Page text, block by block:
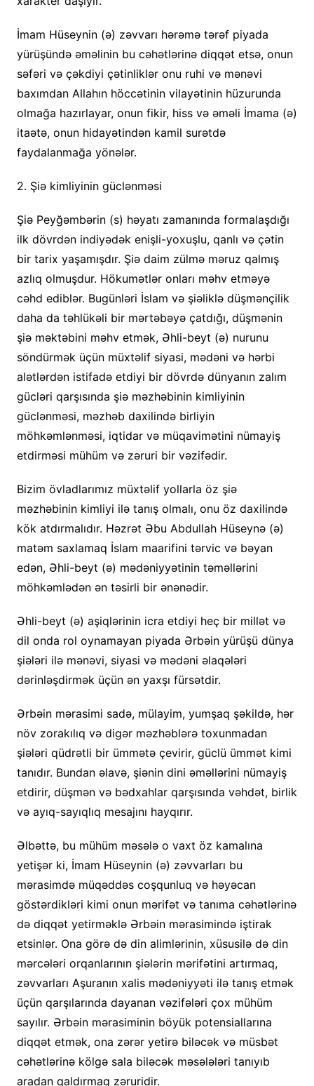
İmam Hüseynin (ə) zəvvarı hərəmə tərəf piyada
yürüşündə əməlinin bu cəhətlərinə diqqət etsə, onun
səfəri və çəkdiyi çətinliklər onu ruhi və mənəvi
baxımdan Allahın höccətinin vilayətinin hüzurunda
olmağa hazırlayar, onun fikir, hiss və əməli İmama (ə)
itaətə, onun hidayətindən kamil surətdə
faydalanmağa yönələr.
2. Şiə kimliyinin güclənməsi
Şiə Peyğəmbərin (s) həyatı zamanında formalaşdığı
ilk dövrdən indiyədək enişli-yoxuşlu, qanlı və çətin
bir tarix yaşamışdır. Şiə daim zülmə məruz qalmış
azlıq olmuşdur. Hökumətlər onları məhv etməyə
cəhd ediblər. Bugünləri İslam və şiəliklə düşmənçilik
daha da təhlükəli bir mərtəbəyə çatdığı, düşmənin
şiə məktəbini məhv etmək, Əhli-beyt (ə) nurunu
söndürmək üçün müxtəlif siyasi, mədəni və hərbi
alətlərdən istifadə etdiyi bir dövrdə dünyanın zalım
gücləri qarşısında şiə məzhəbinin kimliyinin
güclənməsi, məzhəb daxilində birliyin
möhkəmlənməsi, iqtidar və müqavimətini nümayiş
etdirməsi mühüm və zəruri bir vəzifədir.
Bizim övladlarımız müxtəlif yollarla öz şiə
məzhəbinin kimliyi ilə tanış olmalı, onu öz daxilində
kök atdırmalıdır. Həzrət Əbu Abdullah Hüseynə (ə)
matəm saxlamaq İslam maarifini tərvic və bəyan
edən, Əhli-beyt (ə) mədəniyyətinin təməllərini
möhkəmlədən ən təsirli bir ənənədir.
Əhli-beyt (ə) aşiqlərinin icra etdiyi heç bir millət və
dil onda rol oynamayan piyada Ərbəin yürüşü dünya
şiələri ilə mənəvi, siyasi və mədəni əlaqələri
dərinləşdirmək üçün ən yaxşı fürsətdir.
Ərbəin mərasimi sadə, mülayim, yumşaq şəkildə, hər
növ zorakılıq və digər məzhəblərə toxunmadan
şiələri qüdrətli bir ümmətə çevirir, güclü ümmət kimi
tanıdır. Bundan əlavə, şiənin dini əməllərini nümayiş
etdirir, düşmən və bədxahlar qarşısında vəhdət, birlik
və ayıq-sayıqlıq mesajını hayqırır.
Əlbəttə, bu mühüm məsələ o vaxt öz kamalına
yetişər ki, İmam Hüseynin (ə) zəvvarları bu
mərasimdə müqəddəs coşqunluq və həyəcan
göstərdikləri kimi onun mərifət və tanıma cəhətlərinə
də diqqət yetirməklə Ərbəin mərasimində iştirak
etsinlər. Ona görə də din alimlərinin, xüsusilə də din
mərcələri orqanlarının şiələrin mərifətini artırmaq,
zəvvarları Aşuranın xalis mədəniyyəti ilə tanış etmək
üçün qarşılarında dayanan vəzifələri çox mühüm
sayılır. Ərbəin mərasiminin böyük potensiallarına
diqqət etmək, ona zərər yetirə biləcək və müsbət
cəhətlərinə kölgə sala biləcək məsələləri tanıyıb
aradan qaldırmaq zəruridir.